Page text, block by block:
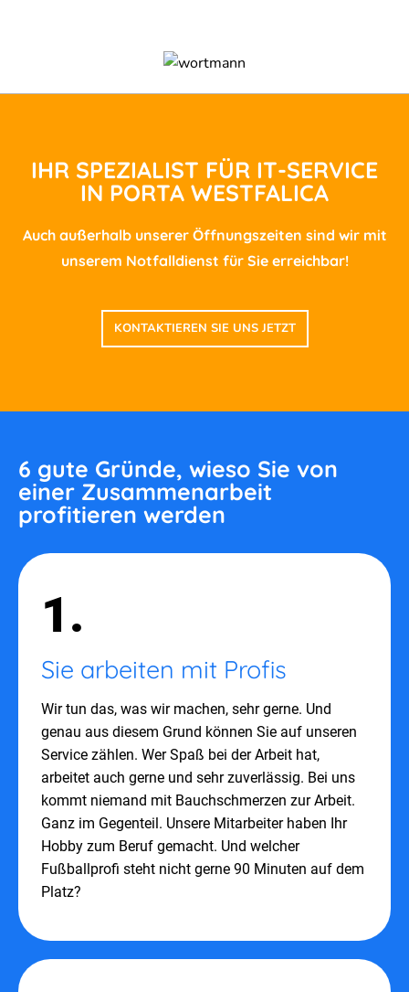
IHR SPEZIALIST FÜR IT-SERVICE
IN PORTA WESTFALICA
Auch außerhalb unserer Öffnungszeiten sind wir mit
unserem Notfalldienst für Sie erreichbar!
KONTAKTIEREN SIE UNS JETZT
6 gute Gründe, wieso Sie von
einer Zusammenarbeit
profitieren werden
1.
Sie arbeiten mit Profis
Wir tun das, was wir machen, sehr gerne. Und
genau aus diesem Grund können Sie auf unseren
Service zählen. Wer Spaß bei der Arbeit hat,
arbeitet auch gerne und sehr zuverlässig. Bei uns
kommt niemand mit Bauchschmerzen zur Arbeit.
Ganz im Gegenteil. Unsere Mitarbeiter haben Ihr
Hobby zum Beruf gemacht. Und welcher
Fußballprofi steht nicht gerne 90 Minuten auf dem
Platz?